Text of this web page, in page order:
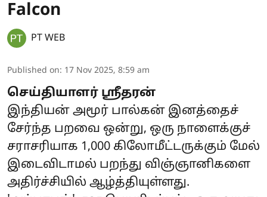
Falcon
PT WEB
Published on: 17 Nov 2025, 8:59 am
செய்தியாளர் ஶ்ரீதரன்
இந்தியன் அமூர் பால்கன் இனத்தைச்
சேர்ந்த பறவை ஒன்று, ஒரு நாளைக்குச்
சராசரியாக 1,000 கிலோமீட்டருக்கும் மேல்
இடைவிடாமல் பறந்து விஞ்ஞானிகளை
அதிர்ச்சியில் ஆழ்த்தியுள்ளது.